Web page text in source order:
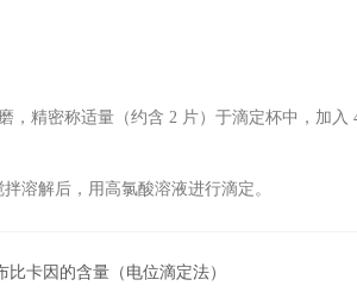
，精密称适量（约含 2 片）于滴定杯中，加入
溶解后，用高氯酸溶液进行滴定。
比卡因的含量（电位滴定法）